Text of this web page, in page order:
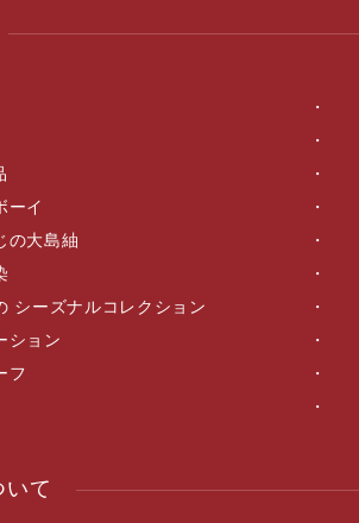
ーイ
の大島紬
シーズナルコレクション
ション
フ
て